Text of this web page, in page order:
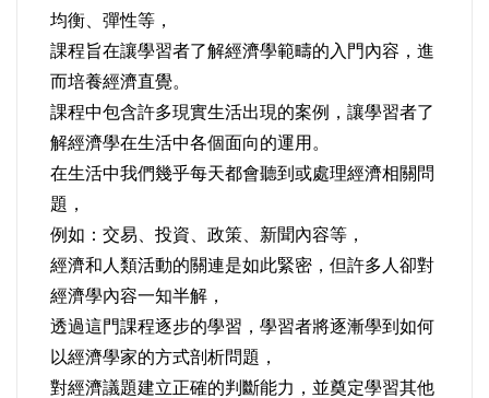
均衡、彈性等，
課程旨在讓學習者了解經濟學範疇的入門內容，進
而培養經濟直覺。
課程中包含許多現實生活出現的案例，讓學習者了
解經濟學在生活中各個面向的運用。
在生活中我們幾乎每天都會聽到或處理經濟相關問
題，
例如：交易、投資、政策、新聞內容等，
經濟和人類活動的關連是如此緊密，但許多人卻對
經濟學內容一知半解，
透過這門課程逐步的學習，學習者將逐漸學到如何
以經濟學家的方式剖析問題，
對經濟議題建立正確的判斷能力，並奠定學習其他